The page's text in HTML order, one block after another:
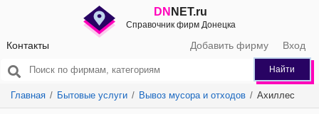
DN NET.ru
Справочник фирм Донецка
Контакты Добавить фирму Вход
Найти
Главная Бытовые услуги Вывоз мусора и отходов Ахиллес